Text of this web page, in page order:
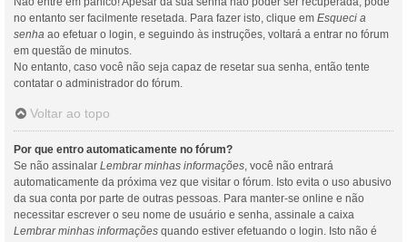
no entanto ser facilmente resetada. Para fazer isto, clique em Esqueci a
senha ao efetuar o login, e seguindo às instruções, voltará a entrar no fórum
em questão de minutos.
No entanto, caso você não seja capaz de resetar sua senha, então tente
contatar o administrador do fórum.
Voltar ao topo
Por que entro automaticamente no fórum?
Se não assinalar Lembrar minhas informações, você não entrará
automaticamente da próxima vez que visitar o fórum. Isto evita o uso abusivo
da sua conta por parte de outras pessoas. Para manter-se online e não
necessitar escrever o seu nome de usuário e senha, assinale a caixa
Lembrar minhas informações quando estiver efetuando o login. Isto não é